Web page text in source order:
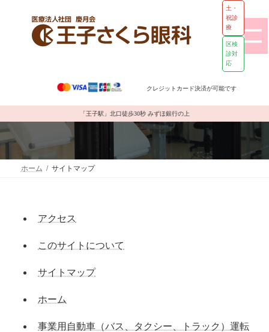
へ
ス
ョ
ン
土・
祝診
療
区検
診対
応
クレジットカード決済が可能です
「王子駅」北口徒歩30秒 みずほ銀行の上
サイトマップ
ホーム サイトマップ
アクセス
このサイトについて
サイトマップ
ホーム
事業用自動車（バス、タクシー、トラック）運転